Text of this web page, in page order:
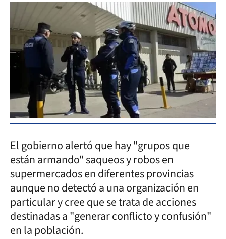
El gobierno alertó que hay "grupos que
están armando" saqueos y robos en
supermercados en diferentes provincias
aunque no detectó a una organización en
particular y cree que se trata de acciones
destinadas a "generar conflicto y confusión"
en la población.